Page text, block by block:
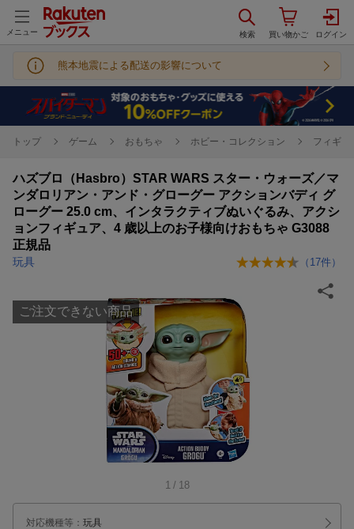
メニュー
熊本地震による配送の影響について
トップ ゲーム おもちゃ ホビー・コレクション フィギュ
ハズブロ（Hasbro）STAR WARS スター・ウォーズ／マ
ンダロリアン・アンド・グローグー アクションバディ グ
ローグー 25.0 cm、インタラクティブぬいぐるみ、アクシ
ョンフィギュア、4 歳以上のお子様向けおもちゃ G3088
正規品
玩具 （ 17件）
ご注文できない商品
1 / 18
対応機種等 ： 玩具